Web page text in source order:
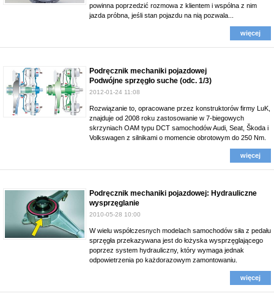
powinna poprzedzić rozmowa z klientem i wspólna z nim
jazda próbna, jeśli stan pojazdu na nią pozwala...
więcej
Podręcznik mechaniki pojazdowej
Podwójne sprzęgło suche (odc. 1/3)
2012-01-24 11:08
Rozwiązanie to, opracowane przez konstruktorów firmy LuK,
znajduje od 2008 roku zastosowanie w 7-biegowych
skrzyniach OAM typu DCT samochodów Audi, Seat, Škoda i
Volkswagen z silnikami o momencie obrotowym do 250 Nm.
więcej
Podręcznik mechaniki pojazdowej: Hydrauliczne
wysprzęglanie
2010-05-28 10:00
W wielu współczesnych modelach samochodów siła z pedału
sprzęgła przekazywana jest do łożyska wysprzęglającego
poprzez system hydrauliczny, który wymaga jednak
odpowietrzenia po każdorazowym zamontowaniu.
więcej